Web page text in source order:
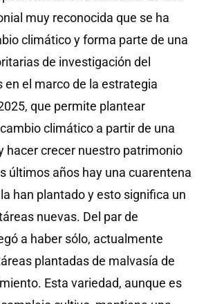
muy reconocida que se ha
climático y forma parte de una
de investigación del
en el marco de la estrategia
que permite plantear
climático a partirde una
hacer crecer nuestro patrimonio
últimos años hay una cuarentena
han plantado y esto significa un
nuevas. Del par de
a haber sólo, actualmente
plantadas de malvasía de
Esta variedad, aunque es